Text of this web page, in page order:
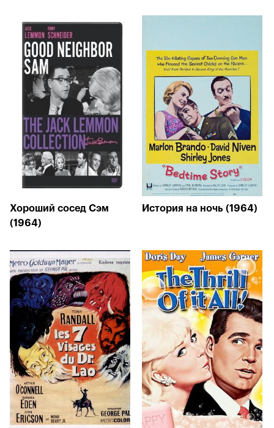
Хороший сосед Сэм
(1964)
История на ночь (1964)